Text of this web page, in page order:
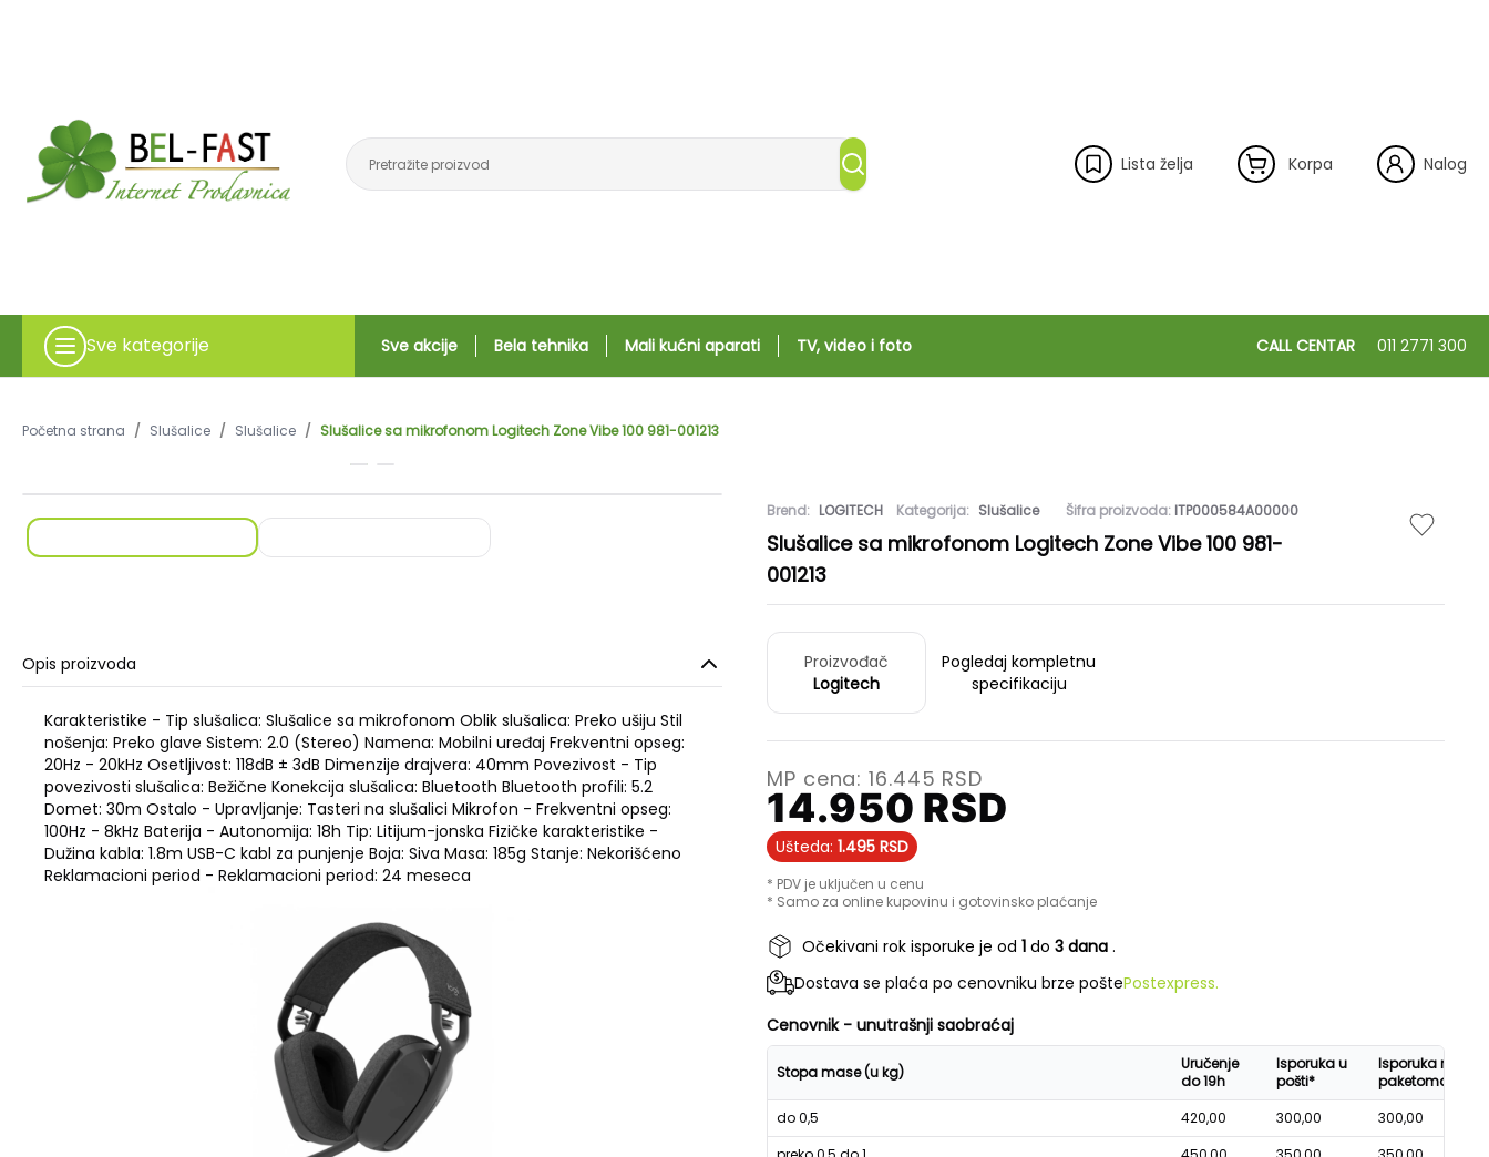
Lista želja Korpa Nalog
Sve kategorije Sve akcije Bela tehnika Mali kućni aparati TV, video i foto CALL CENTAR 011 2771 300
Početna strana / Slušalice / Slušalice / Slušalice sa mikrofonom Logitech Zone Vibe 100 981-001213
Opis proizvoda
Karakteristike - Tip slušalica: Slušalice sa mikrofonom Oblik slušalica: Preko ušiju Stil
nošenja: Preko glave Sistem: 2.0 (Stereo) Namena: Mobilni uređaj Frekventni opseg:
20Hz - 20kHz Osetljivost: 118dB ± 3dB Dimenzije drajvera: 40mm Povezivost - Tip
povezivosti slušalica: Bežične Konekcija slušalica: Bluetooth Bluetooth profili: 5.2
Domet: 30m Ostalo - Upravljanje: Tasteri na slušalici Mikrofon - Frekventni opseg:
100Hz - 8kHz Baterija - Autonomija: 18h Tip: Litijum-jonska Fizičke karakteristike -
Dužina kabla: 1.8m USB-C kabl za punjenje Boja: Siva Masa: 185g Stanje: Nekorišćeno
Reklamacioni period - Reklamacioni period: 24 meseca
Brend: LOGITECH Kategorija: Slušalice Šifra proizvoda: ITP000584A00000
Slušalice sa mikrofonom Logitech Zone Vibe 100 981-
001213
Proizvođač
Logitech
Pogledaj kompletnu
specifikaciju
MP cena:16.445 RSD
14.950 RSD
Ušteda: 1.495 RSD
* PDV je uključen u cenu
* Samo za online kupovinu i gotovinsko plaćanje
Očekivani rok isporuke je od 1 do 3 dana .
Dostava se plaća po cenovniku brze poštePostexpress.
Cenovnik - unutrašnji saobraćaj
Stopa mase (u kg)
Uručenje
do 19h
Isporuka u
pošti*
Isporuka na
paketomatu*
do 0,5
420,00 300,00
300,00